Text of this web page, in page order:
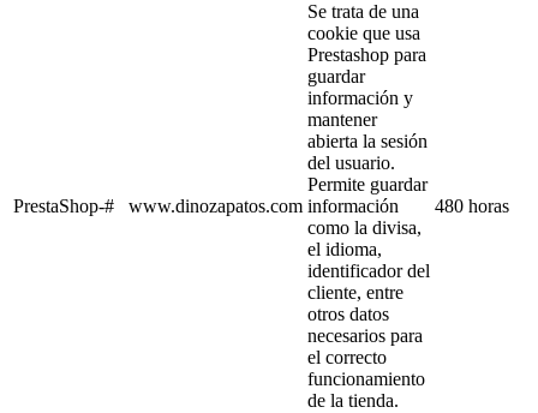
PrestaShop-# www.dinozapatos.com
Se trata de una
cookie que usa
Prestashop para
guardar
información y
mantener
abierta la sesión
del usuario.
Permite guardar
información
como la divisa,
el idioma,
identificador del
cliente, entre
otros datos
necesarios para
el correcto
funcionamiento
de la tienda.
480 horas